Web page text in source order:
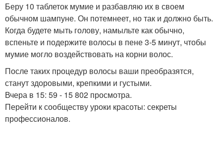
Беру 10 таблеток мумие и разбавляю их в своем
обычном шампуне. Он потемнеет, но так и должно быть.
Когда будете мыть голову, намыльте как обычно,
вспеньте и подержите волосы в пене 3-5 минут, чтобы
мумие могло воздействовать на корни волос.
После таких процедур волосы ваши преобразятся,
станут здоровыми, крепкими и густыми.
Вчера в 15: 59 - 15 802 просмотра.
Перейти к сообществу уроки красоты: секреты
профессионалов.